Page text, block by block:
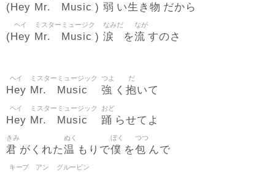
(Hey Mr. Music ) 弱 い生 き 物 だから
(Hey
ヘイ
Mr.
ミスター
Music
ミュージク
) 涙
なみだ
を流
なが
すのさ
Hey
ヘイ
Mr.
ミスター
Music
ミュージック
強
つよ
く 抱
だ
いて
Hey
ヘイ
Mr.
ミスター
Music
ミュージック
踊
おど
らせてよ
君
きみ
がくれた温
ぬく
もりで僕
ぼく
を包
つつ
んで
キープ アン グルービン